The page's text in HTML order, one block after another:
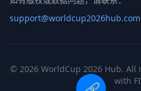
support@worldcup2026hub.com
© 2026 WorldCup 2026 Hub.
with